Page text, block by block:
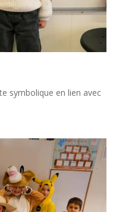
symbolique en lien avec